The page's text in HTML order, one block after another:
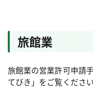
旅館業
旅館業の営業許可申請
てびき」をご覧ください